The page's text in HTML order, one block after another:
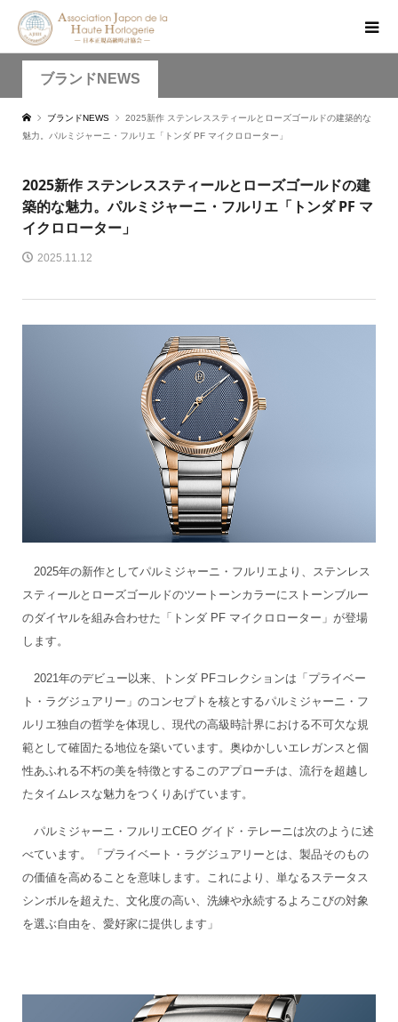
ブランドNEWS
ブランドNEWS
2025新作 ステンレススティールとローズゴールドの建築的な
魅力。パルミジャーニ・フルリエ「トンダ PF マイクロローター」
2025新作 ステンレススティールとローズゴールドの建
築的な魅力。パルミジャーニ・フルリエ「トンダ PF マ
イクロローター」
2025.11.12
2025年の新作としてパルミジャーニ・フルリエより、ステンレス
スティールとローズゴールドのツートーンカラーにストーンブルー
のダイヤルを組み合わせた「トンダ PF マイクロローター」が登場
します。
2021年のデビュー以来、トンダ PFコレクションは「プライベー
ト・ラグジュアリー」のコンセプトを核とするパルミジャーニ・フ
ルリエ独自の哲学を体現し、現代の高級時計界における不可欠な規
範として確固たる地位を築いています。奥ゆかしいエレガンスと個
性あふれる不朽の美を特徴とするこのアプローチは、流行を超越し
たタイムレスな魅力をつくりあげています。
パルミジャーニ・フルリエCEO グイド・テレーニは次のように述
べています。「プライベート・ラグジュアリーとは、製品そのもの
の価値を高めることを意味します。これにより、単なるステータス
シンボルを超えた、文化度の高い、洗練や永続するよろこびの対象
を選ぶ自由を、愛好家に提供します」